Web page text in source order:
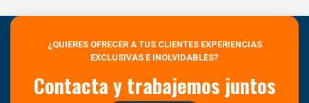
¿QUIERES OFRECER A TUS CLIENTES EXPERIENCIAS
EXCLUSIVAS E INOLVIDABLES?
Contacta y trabajemos juntos